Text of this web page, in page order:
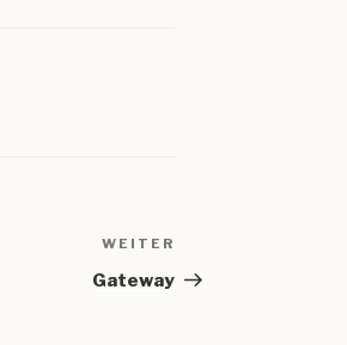
Beitrag
WEITER
Gateway